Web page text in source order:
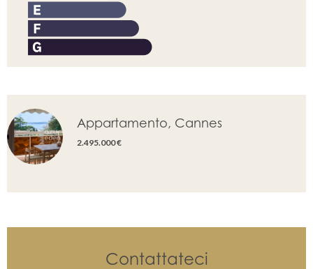
Appartamento, Cannes
2.495.000 €
Contattateci